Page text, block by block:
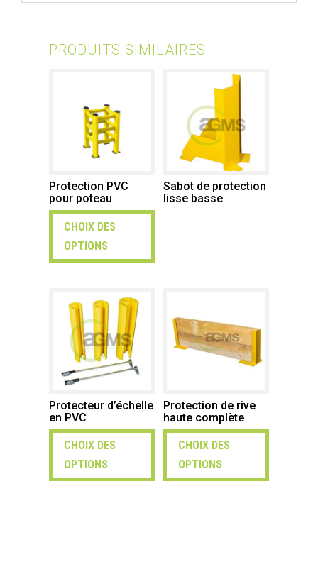
PRODUITS SIMILAIRES
Protection PVC
pour poteau
CHOIX DES
OPTIONS
Sabot de protection
lisse basse
Protecteur d’échelle
en PVC
CHOIX DES
OPTIONS
Protection de rive
haute complète
CHOIX DES
OPTIONS